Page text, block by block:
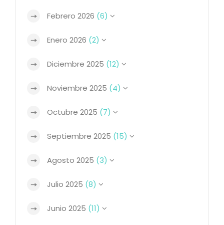
Febrero 2026 (6)
Enero 2026 (2)
Diciembre 2025 (12)
Noviembre 2025 (4)
Octubre 2025 (7)
Septiembre 2025 (15)
Agosto 2025 (3)
Julio 2025 (8)
Junio 2025 (11)